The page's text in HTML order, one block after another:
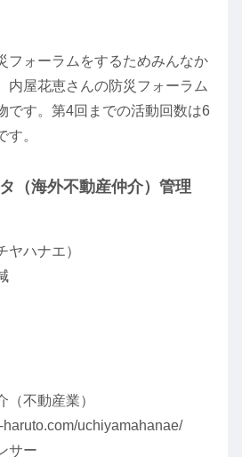
フォーラムをするためみんなか
内屋花恵さんの防災フォーラム
です。第4回までの活動回数は6
す。
（海外不動産仲介）管理
ハナエ）
不動産業）
uchiyamahanae/
サー